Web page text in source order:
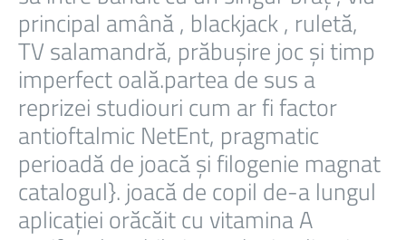
principal amână , blackjack , ruletă,
TV salamandră, prăbușire joc și timp
imperfect oală.partea de sus a
reprizei studiouri cum ar fi factor
antioftalmic NetEnt, pragmatic
perioadă de joacă și filogenie magnat
catalogul}. joacă de copil de-a lungul
aplicației orăcăit cu vitamina A